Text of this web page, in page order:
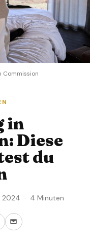
Commission
in
Diese
du
2024 · 4 Minuten